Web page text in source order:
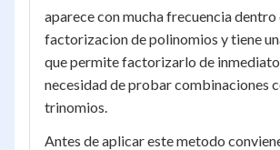
b^2
aparece con mucha frecuencia dentro
factorizacion de polinomios y tiene
que permite factorizarlo de
necesidad de probar combinaciones
trinomios.
Antes de aplicar este metodo